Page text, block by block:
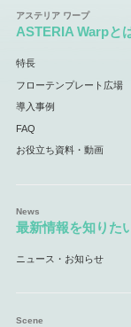
ASTERIA Warpと
特長
フローテンプレート広場
導入事例
FAQ
お役立ち資料・動画
最新情報を知りた
ニュース・お知らせ